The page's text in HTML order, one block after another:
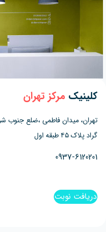
کلینیک مرکز تهران
تهران، میدان فاطمی ،ضلع جنوب
گراد پلاک ۴۵ طبقه اول
0937-6120201
دریافت نوبت